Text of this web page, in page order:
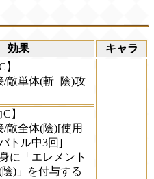
効果 キャラ
】
/敵単体(斬+陰)攻
】
/敵全体(陰)[使用
トル中3回]
に「エレメント
)」を付与する